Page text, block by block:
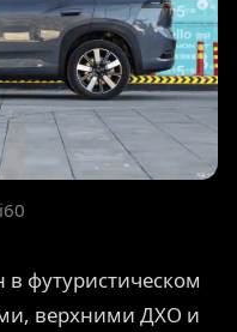
футуристическом
верхними ДХО и